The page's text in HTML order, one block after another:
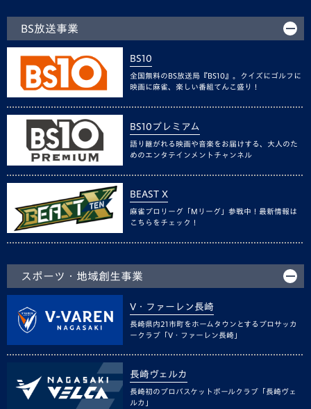
BS放送事業
BS10
全国無料のBS放送局『BS10』。クイズにゴルフに
映画に麻雀、楽しい番組てんこ盛り！
BS10プレミアム
語り継がれる映画や音楽をお届けする、大人のた
めのエンタテインメントチャンネル
BEAST X
麻雀プロリーグ「Mリーグ」参戦中！最新情報は
こちらをチェック！
スポーツ・地域創生事業
V・ファーレン長崎
長崎県内21市町をホームタウンとするプロサッカ
ークラブ「V・ファーレン長崎」
長崎ヴェルカ
長崎初のプロバスケットボールクラブ「長崎ヴェ
ルカ」